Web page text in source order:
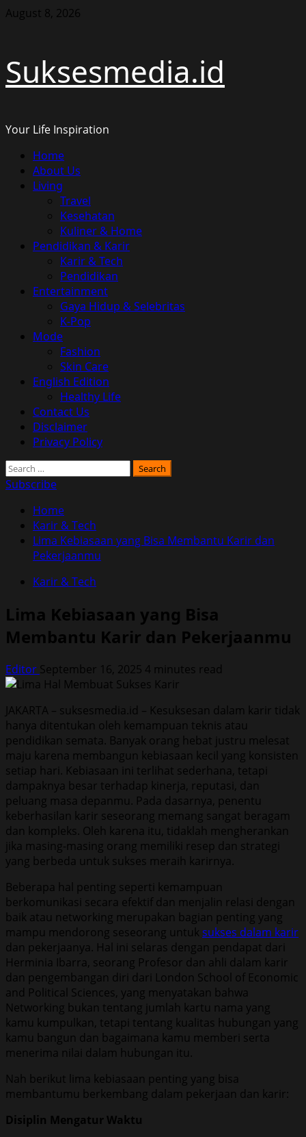
Skip
August 8, 2026
Suksesmedia.id
Your Life Inspiration
Primary
Menu
Home
About Us
Living
Travel
Kesehatan
Kuliner & Home
Pendidikan & Karir
Karir & Tech
Pendidikan
Entertainment
Gaya Hidup & Selebritas
K-Pop
Mode
Fashion
Skin Care
English Edition
Healthy Life
Contact Us
Disclaimer
Privacy Policy
Search
for:
Subscribe
Home
Karir & Tech
Lima Kebiasaan yang Bisa Membantu Karir dan
Pekerjaanmu
Karir & Tech
Lima Kebiasaan yang Bisa
Membantu Karir dan Pekerjaanmu
Editor September 16, 2025 4 minutes read
JAKARTA – suksesmedia.id – Kesuksesan dalam karir tidak
hanya ditentukan oleh kemampuan teknis atau
pendidikan semata. Banyak orang hebat justru melesat
maju karena membangun kebiasaan kecil yang konsisten
setiap hari. Kebiasaan ini terlihat sederhana, tetapi
dampaknya besar terhadap kinerja, reputasi, dan
peluang masa depanmu. Pada dasarnya, penentu
keberhasilan karir seseorang memang sangat beragam
dan kompleks. Oleh karena itu, tidaklah mengherankan
jika masing-masing orang memiliki resep dan strategi
yang berbeda untuk sukses meraih karirnya.
Beberapa hal penting seperti kemampuan
berkomunikasi secara efektif dan menjalin relasi dengan
baik atau networking merupakan bagian penting yang
mampu mendorong seseorang untuk sukses dalam karir
dan pekerjaanya. Hal ini selaras dengan pendapat dari
Herminia Ibarra, seorang Profesor dan ahli dalam karir
dan pengembangan diri dari London School of Economic
and Political Sciences, yang menyatakan bahwa
Networking bukan tentang jumlah kartu nama yang
kamu kumpulkan, tetapi tentang kualitas hubungan yang
kamu bangun dan bagaimana kamu memberi serta
menerima nilai dalam hubungan itu.
Nah berikut lima kebiasaan penting yang bisa
membantumu berkembang dalam pekerjaan dan karir:
Disiplin Mengatur Waktu